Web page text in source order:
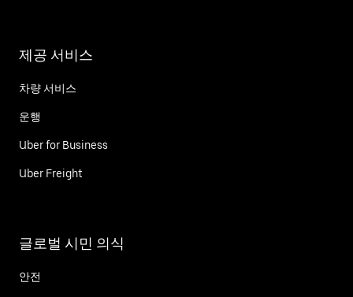
제공 서비스
차량 서비스
운행
Uber for Business
Uber Freight
글로벌 시민 의식
안전